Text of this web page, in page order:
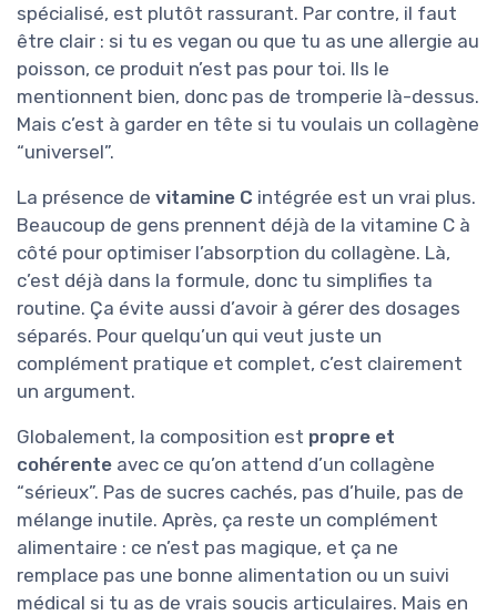
spécialisé, est plutôt rassurant. Par contre, il faut
être clair : si tu es vegan ou que tu as une allergie au
poisson, ce produit n’est pas pour toi. Ils le
mentionnent bien, donc pas de tromperie là-dessus.
Mais c’est à garder en tête si tu voulais un collagène
“universel”.
La présence de vitamine C intégrée est un vrai plus.
Beaucoup de gens prennent déjà de la vitamine C à
côté pour optimiser l’absorption du collagène. Là,
c’est déjà dans la formule, donc tu simplifies ta
routine. Ça évite aussi d’avoir à gérer des dosages
séparés. Pour quelqu’un qui veut juste un
complément pratique et complet, c’est clairement
un argument.
Globalement, la composition est propre et
cohérente avec ce qu’on attend d’un collagène
“sérieux”. Pas de sucres cachés, pas d’huile, pas de
mélange inutile. Après, ça reste un complément
alimentaire : ce n’est pas magique, et ça ne
remplace pas une bonne alimentation ou un suivi
médical si tu as de vrais soucis articulaires. Mais en